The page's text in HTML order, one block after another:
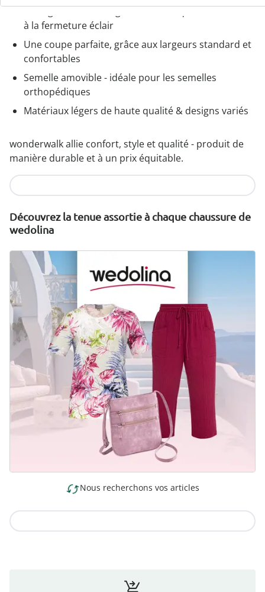
à la fermeture éclair
Une coupe parfaite, grâce aux largeurs standard et
confortables
Semelle amovible - idéale pour les semelles
orthopédiques
Matériaux légers de haute qualité & designs variés
wonderwalk allie confort, style et qualité - produit de
manière durable et à un prix équitable.
Découvrez la tenue assortie à chaque chaussure de
wedolina
Nous recherchons vos articles